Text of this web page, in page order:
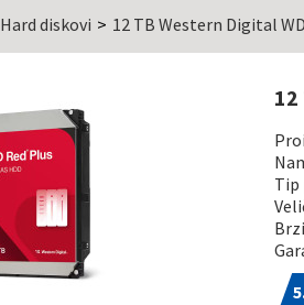
Hard diskovi 12 TB Western Digital
12
Tip